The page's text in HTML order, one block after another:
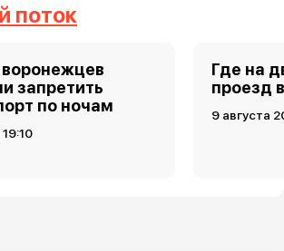
поток
запретить
по ночам
Где на
проезд
9 августа